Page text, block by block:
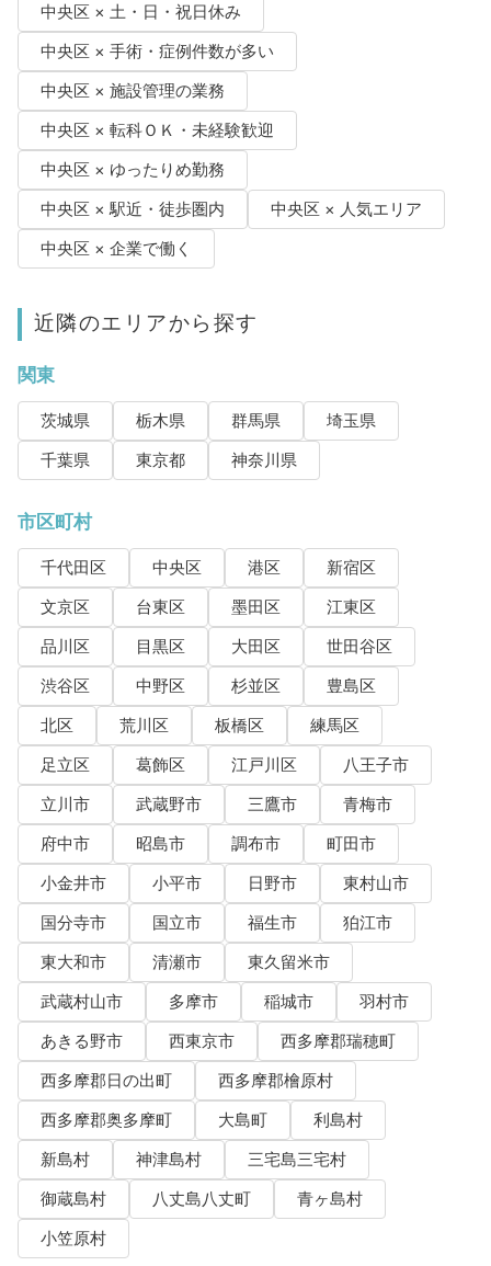
中央区 × 土・日・祝日休み
中央区 × 手術・症例件数が多い
中央区 × 施設管理の業務
中央区 × 転科ＯＫ・未経験歓迎
中央区 × ゆったりめ勤務
中央区 × 駅近・徒歩圏内
中央区 × 人気エリア
中央区 × 企業で働く
近隣のエリアから探す
関東
茨城県 栃木県 群馬県
埼玉県
千葉県
東京都 神奈川県
市区町村
千代田区 中央区 港区
新宿区
文京区
台東区 墨田区
江東区
品川区
目黒区 大田区
世田谷区
渋谷区
中野区 杉並区
豊島区
北区
荒川区 板橋区
練馬区
足立区
葛飾区 江戸川区
八王子市
立川市
武蔵野市 三鷹市
青梅市
府中市
昭島市 調布市
町田市
小金井市
小平市 日野市
東村山市
国分寺市
国立市 福生市
狛江市
東大和市
清瀬市
東久留米市
武蔵村山市
多摩市 稲城市
羽村市
あきる野市
西東京市
西多摩郡瑞穂町
西多摩郡日の出町
西多摩郡檜原村
西多摩郡奥多摩町
大島町
利島村
新島村
神津島村
三宅島三宅村
御蔵島村
八丈島八丈町
青ヶ島村
小笠原村